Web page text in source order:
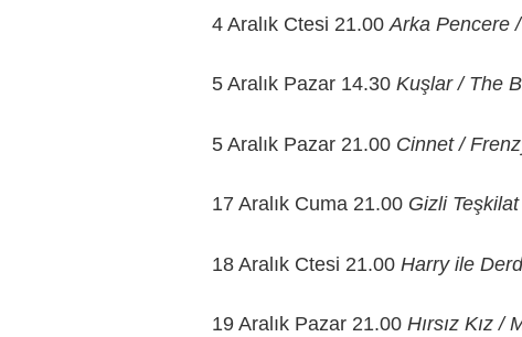
4 Aralık Ctesi 21.00 Arka Pencere
5 Aralık Pazar 14.30 Kuşlar / The
5 Aralık Pazar 21.00 Cinnet /
17 Aralık Cuma 21.00 Gizli
18 Aralık Ctesi 21.00 Harry ile
19 Aralık Pazar 21.00 Hırsız Kız /